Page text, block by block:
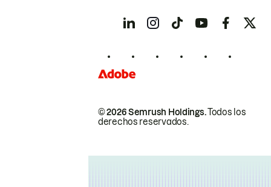
© 2026 Semrush Holdings.Todos los
derechos reservados.